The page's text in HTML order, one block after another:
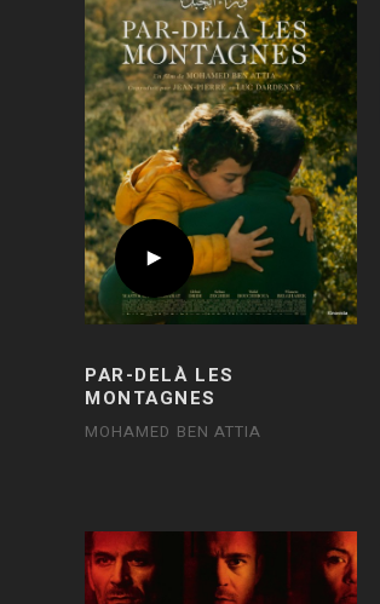
PAR-DELÀ LES
MONTAGNES
MOHAMED BEN ATTIA